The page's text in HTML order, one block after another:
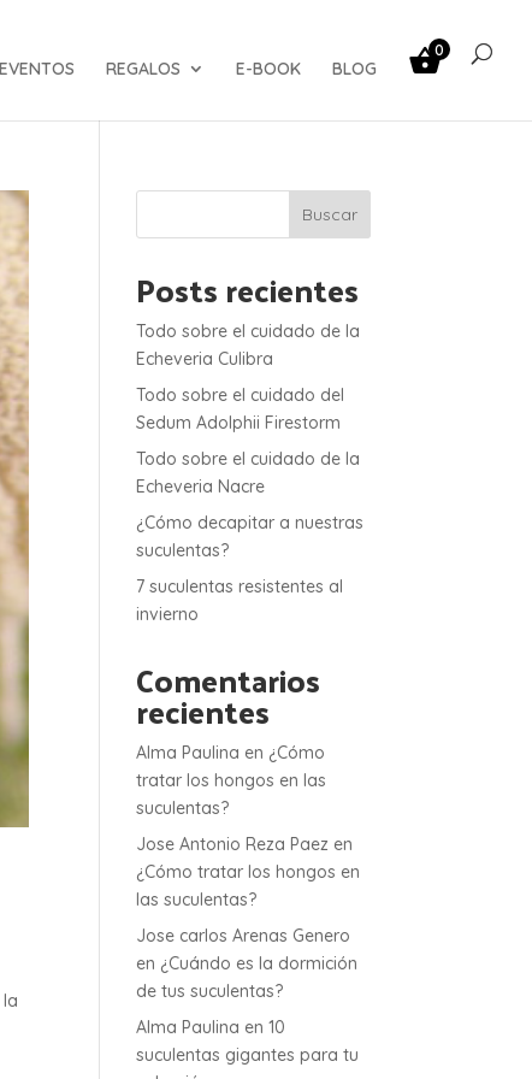
EVENTOS REGALOS E-BOOK BLOG
0
Buscar
Posts recientes
Todo sobre el cuidado de la
Echeveria Culibra
Todo sobre el cuidado del
Sedum Adolphii Firestorm
Todo sobre el cuidado de la
Echeveria Nacre
¿Cómo decapitar a nuestras
suculentas?
7 suculentas resistentes al
invierno
Comentarios
recientes
Alma Paulina en ¿Cómo
tratar los hongos en las
suculentas?
Jose Antonio Reza Paez en
¿Cómo tratar los hongos en
las suculentas?
Jose carlos Arenas Genero
en ¿Cuándo es la dormición
de tus suculentas?
Alma Paulina en10
suculentas gigantes para tu